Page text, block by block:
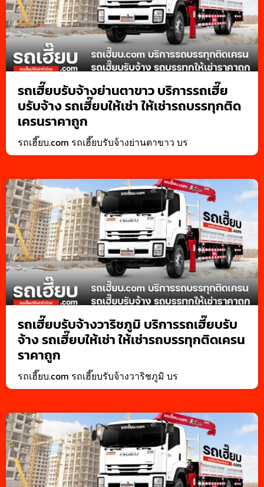
รถเฮี๊ยบรับจ้างย่านตาขาว บริการรถเฮี๊ย
บรับจ้าง รถเฮี๊ยบให้เช่า ให้เช่ารถบรรทุกติด
เครนราคาถูก
รถเฮี๊ยบ.com รถเฮี๊ยบรับจ้างย่านตาขาว บร
รถเฮี๊ยบรับจ้างวาริชภูมิ บริการรถเฮี๊ยบรับ
จ้าง รถเฮี๊ยบให้เช่า ให้เช่ารถบรรทุกติดเครน
ราคาถูก
รถเฮี๊ยบ.com รถเฮี๊ยบรับจ้างวาริชภูมิ บร